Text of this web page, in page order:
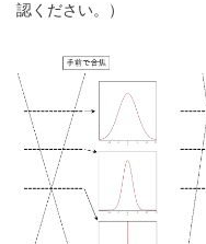
認ください。）